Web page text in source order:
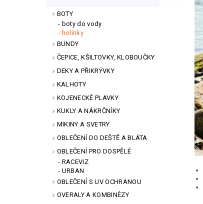
BOTY
boty do vody
holínky
BUNDY
ČEPICE, KŠILTOVKY, KLOBOUČKY
DEKY A PŘIKRÝVKY
KALHOTY
KOJENECKÉ PLAVKY
KUKLY A NÁKRČNÍKY
MIKINY A SVETRY
OBLEČENÍ DO DEŠTĚ A BLÁTA
OBLEČENÍ PRO DOSPĚLÉ
RACEVIZ
URBAN
OBLEČENÍ S UV OCHRANOU
OVERALY A KOMBINÉZY